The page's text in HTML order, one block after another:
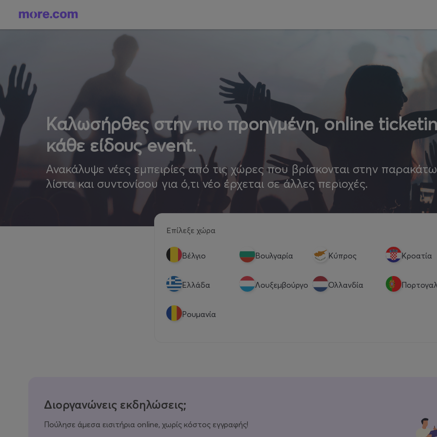
Καλωσήρθες στην πιο προηγμένη, online
κάθε είδους event.
Ανακάλυψε νέες εμπειρίες από τις χώρες που βρίσκονται στην παρακάτω
λίστα και συντονίσου για ό,τι νέο έρχεται σε άλλες περιοχές.
Επίλεξε χώρα
Βέλγιο Βουλγαρία Κύπρος Κροατία
Eλλάδα Λουξεμβούργο Ολλανδία
Ρουμανία
Διοργανώνεις εκδηλώσεις;
Πούλησε άμεσα εισιτήρια online, χωρίς κόστος εγγραφής!